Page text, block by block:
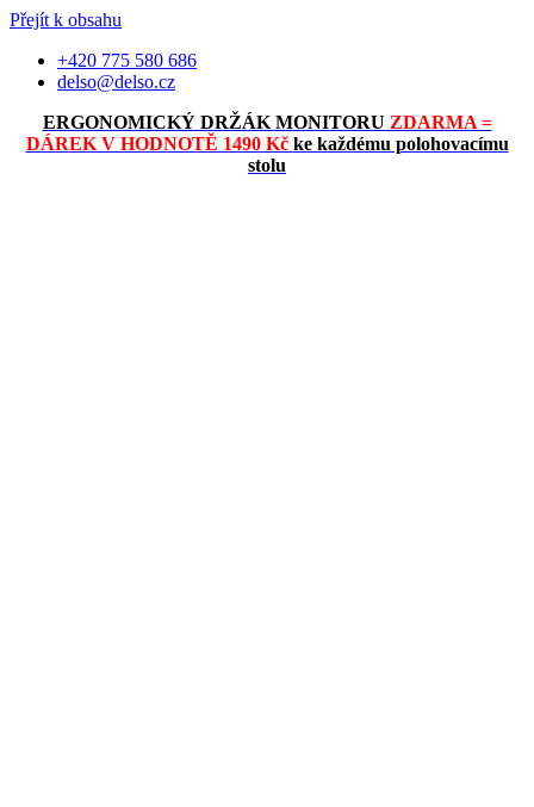
Přejít k obsahu
+420 775 580 686
delso@delso.cz
ERGONOMICKÝ DRŽÁK MONITORU ZDARMA =
DÁREK V HODNOTĚ 1490 Kč ke každému polohovacímu
stolu